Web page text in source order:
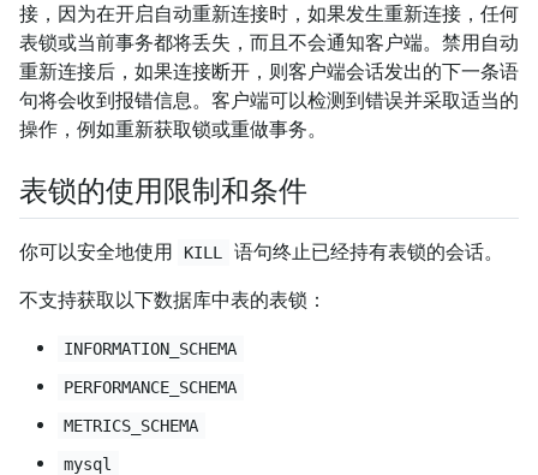
接，因为在开启自动重新连接时，如果发生重新连接，任何
表锁或当前事务都将丢失，而且不会通知客户端。禁用自动
重新连接后，如果连接断开，则客户端会话发出的下一条语
句将会收到报错信息。客户端可以检测到错误并采取适当的
操作，例如重新获取锁或重做事务。
表锁的使用限制和条件
你可以安全地使用 KILL 语句终止已经持有表锁的会话。
不支持获取以下数据库中表的表锁：
INFORMATION_SCHEMA
PERFORMANCE_SCHEMA
METRICS_SCHEMA
mysql